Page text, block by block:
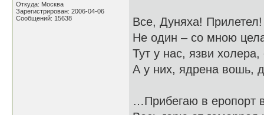
Откуда: Москва
Зарегистрирован: 2006-04-06
Сообщений: 15638
Все, Дуняха!
Не один – со мною
Тут у нас, язви холера,
А у них, ядрена вошь,
…Прибегаю в еропорт